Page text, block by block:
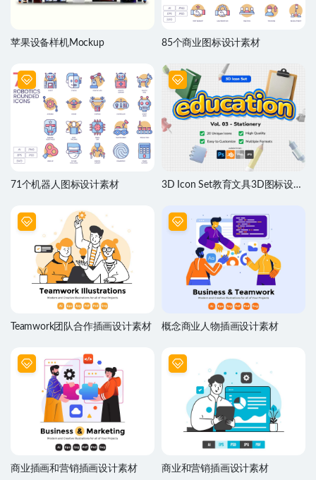
苹果设备样机Mockup 85个商业图标设计素材
71个机器人图标设计素材
3D Icon Set教育文具3D图标设计
Teamwork团队合作插画设计素材 概念商业人物插画设计素材
商业插画和营销插画设计素材 商业和营销插画设计素材